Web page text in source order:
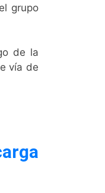
grupo
de la
vía de